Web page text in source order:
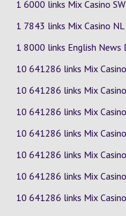
1 6000 links Mix Casino SW
1 7843 links Mix Casino NL
1 8000 links English News
10 641286 links Mix Casino
10 641286 links Mix Casino
10 641286 links Mix Casino
10 641286 links Mix Casino
10 641286 links Mix Casino
10 641286 links Mix Casino
10 641286 links Mix Casino